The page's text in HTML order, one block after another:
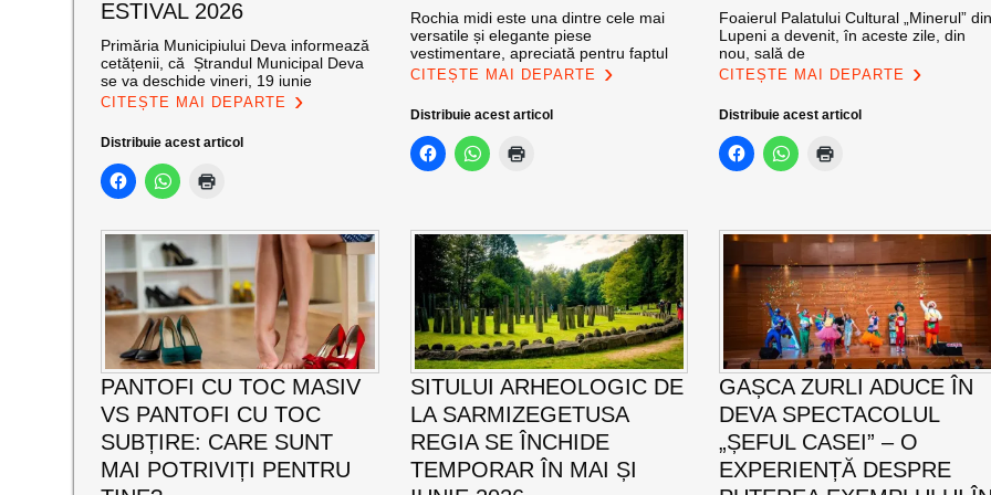
ESTIVAL 2026
Primăria Municipiului Deva informează
cetățenii, că Ștrandul Municipal Deva
se va deschide vineri, 19 iunie
CITEȘTE MAI DEPARTE
Distribuie acest articol
Rochia midi este una dintre cele mai
versatile și elegante piese
vestimentare, apreciată pentru faptul
CITEȘTE MAI DEPARTE
Distribuie acest articol
Foaierul Palatului Cultural „Minerul”
Lupeni a devenit, în aceste zile, din
nou, sală de
CITEȘTE MAI DEPARTE
Distribuie acest articol
PANTOFI CU TOC MASIV
VS PANTOFI CU TOC
SUBȚIRE: CARE SUNT
MAI POTRIVIȚI PENTRU
SITULUI ARHEOLOGIC DE
LA SARMIZEGETUSA
REGIA SE ÎNCHIDE
TEMPORAR ÎN MAI ȘI
GAȘCA ZURLI ADUCE ÎN
DEVA SPECTACOLUL
„ȘEFUL CASEI” – O
EXPERIENȚĂ DESPRE